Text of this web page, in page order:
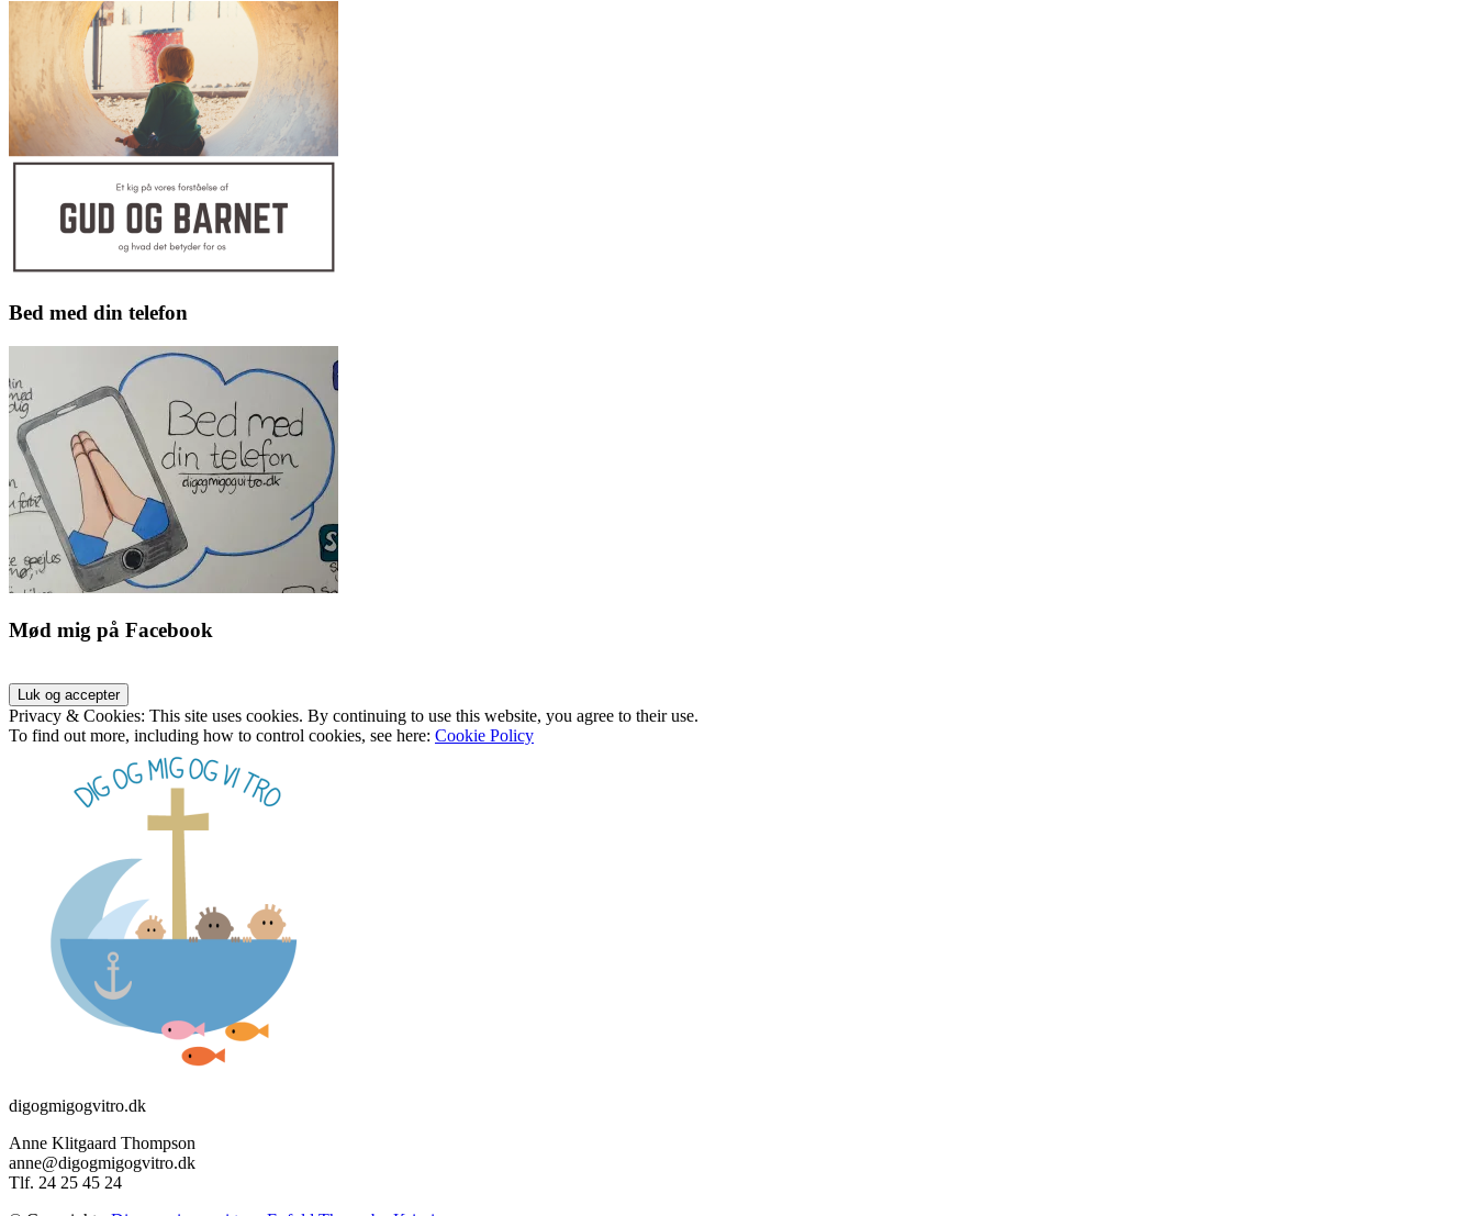
Bed med din telefon
Mød mig på Facebook
Privacy & Cookies: This site uses cookies. By continuing to use this website, you agree to their use.
To find out more, including how to control cookies, see here: Cookie Policy
digogmigogvitro.dk
Anne Klitgaard Thompson
anne@digogmigogvitro.dk
Tlf. 24 25 45 24